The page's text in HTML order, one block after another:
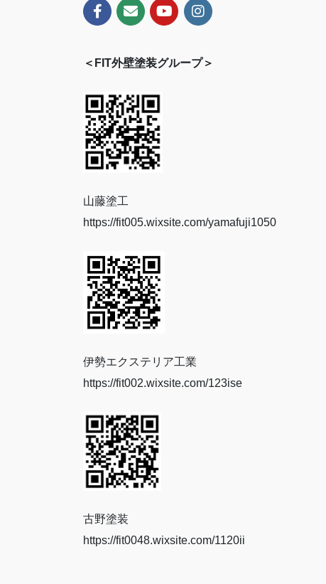
＜FIT外壁塗装グループ＞
山藤塗工
https://fit005.wixsite.com/yamafuji1050
伊勢エクステリア工業
https://fit002.wixsite.com/123ise
古野塗装
https://fit0048.wixsite.com/1120ii